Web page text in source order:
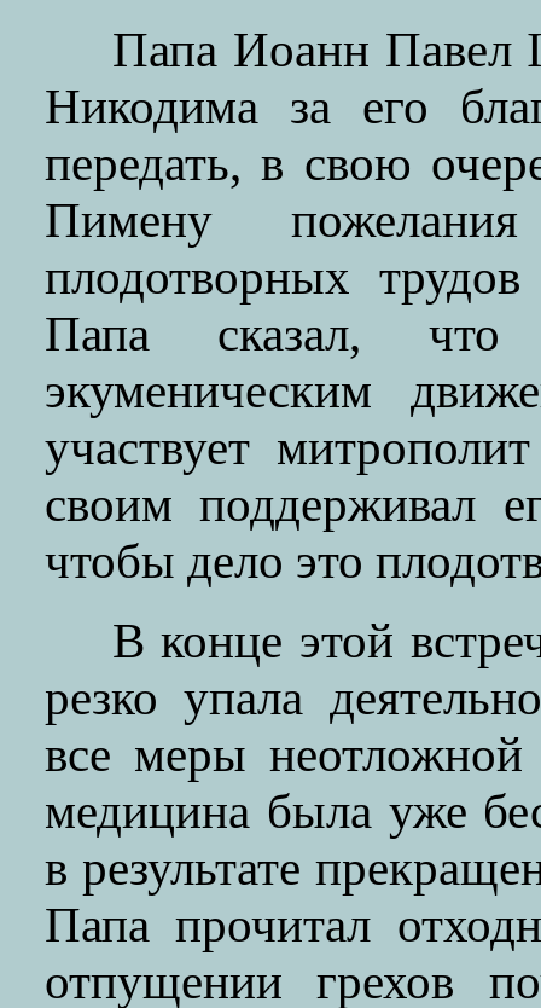
Папа Иоанн Павел
Никодима за его
передать, в свою
Пимену
плодотворных
Папа сказал,
экуменическим
участвует
своим поддерживал
чтобы дело это
В конце этой
резко упала
все меры
медицина была уже
в результате
Папа прочитал
отпущении грехов